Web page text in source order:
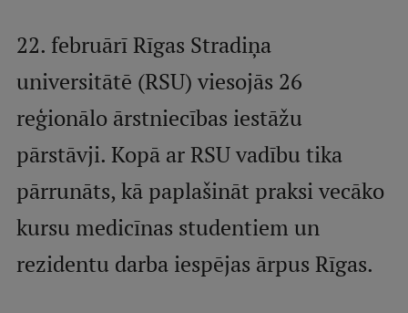
Par RSU
Studentu dzīve
Studiju norises vietas
Fakultātes
Mūsu cilvēki
22. februārī Rīgas Stradiņa
universitātē (RSU) viesojās 26
reģionālo ārstniecības iestāžu
pārstāvji. Kopā ar RSU vadību tika
pārrunāts, kā paplašināt praksi vecāko
kursu medicīnas studentiem un
rezidentu darba iespējas ārpus Rīgas.